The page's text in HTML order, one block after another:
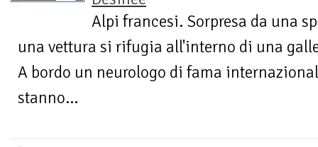
Alpi francesi. Sorpresa da una
una vettura si rifugia all'interno di una
A bordo un neurologo di fama
stanno...